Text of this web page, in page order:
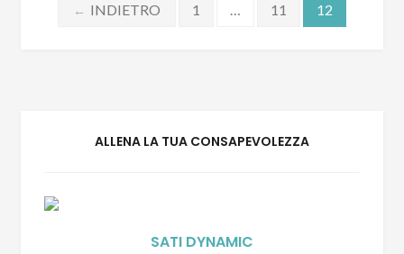
Navigazione
← INDIETRO 1 … 11 12
ALLENA LA TUA CONSAPEVOLEZZA
SATI DYNAMIC